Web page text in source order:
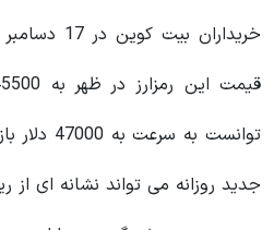
خریداران
توانست
جدید روزانه می‌ تواند نشانه‌ ای از